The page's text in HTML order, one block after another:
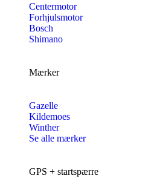
Centermotor
Forhjulsmotor
Bosch
Shimano
Mærker
Gazelle
Kildemoes
Winther
Se alle mærker
GPS + startspærre